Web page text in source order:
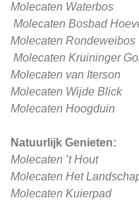
Molecaten Bosbad
Molecaten
Molecaten Kruininger
Molecaten van Iterson
Molecaten Wijde Blick
Molecaten Hoogduin
Natuurlijk Genieten:
Molecaten ’t Hout
Molecaten Het
Molecaten Kuierpad